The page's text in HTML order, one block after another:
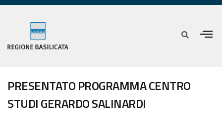
PRESENTATO PROGRAMMA CENTRO
STUDI GERARDO SALINARDI